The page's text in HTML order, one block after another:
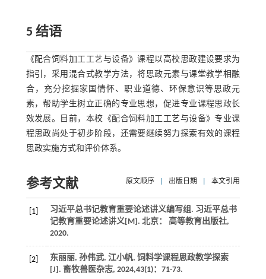
5 结语
《配合饲料加工工艺与设备》课程以高校思政建设要求为
指引，采用混合式教学方法，将思政元素与课堂教学相融
合，充分挖掘家国情怀、职业道德、环保意识等思政元
素，帮助学生树立正确的专业思想，促进专业课程思政长
效发展。目前，本校《配合饲料加工工艺与设备》专业课
程思政尚处于初步阶段，还需要继续努力探索有效的课程
思政实施方式和评价体系。
参考文献 原文顺序 出版日期 本文引用
[1] 习近平总书记教育重要论述讲义编写组. 习近平总书
记教育重要论述讲义[M]. 北京： 高等教育出版社,
2020.
[2]
东丽丽, 孙伟武, 江小帆, 饲料学课程思政教学探索
[J]. 畜牧兽医杂志, 2024,43(1)：71-73.